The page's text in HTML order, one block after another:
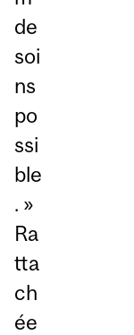
de
soi
ns
po
ssi
ble
. »
Ra
tta
ch
ée